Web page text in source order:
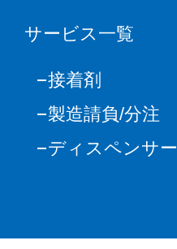
サービス一覧
接着剤
製造請負/分注
ディスペンサー